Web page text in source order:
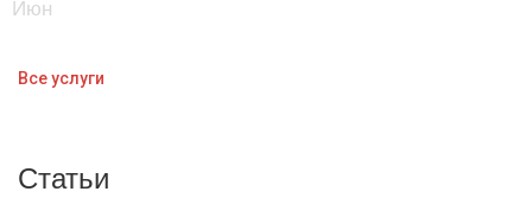
Июн
Все услуги
Статьи